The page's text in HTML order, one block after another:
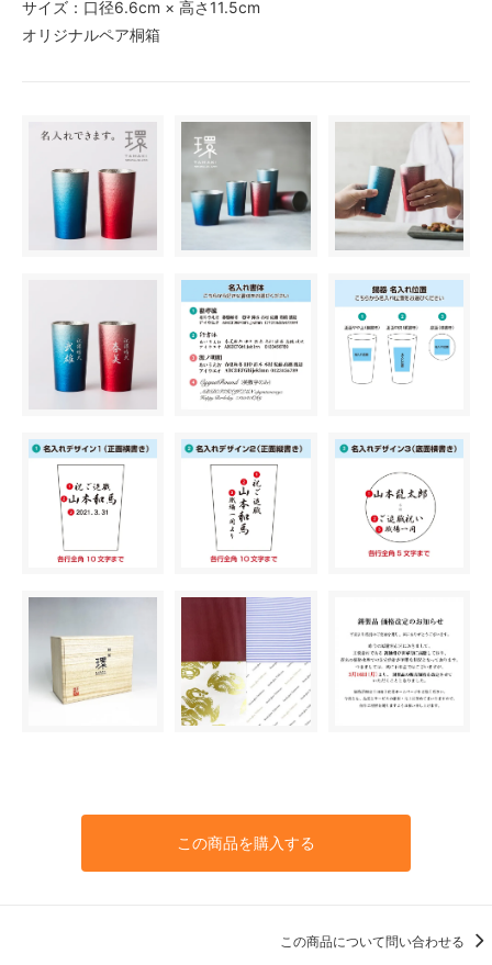
サイズ：口径6.6cm × 高さ11.5cm
オリジナルペア桐箱
この商品を購入する
この商品について問い合わせる